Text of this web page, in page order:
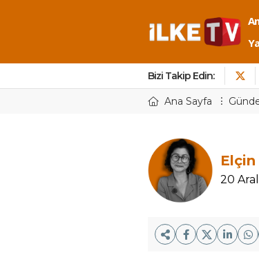
Bizi Takip Edin:
Ana Sayfa
20